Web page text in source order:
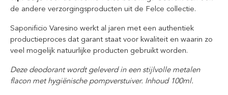
de andere verzorgingsproducten uit de Felce collectie.
Saponificio Varesino werkt al jaren met een authentiek
productieproces dat garant staat voor kwaliteit en waarin zo
veel mogelijk natuurlijke producten gebruikt worden.
Deze deodorant wordt geleverd in een stijlvolle metalen
flacon met hygiënische pompverstuiver. Inhoud 100ml.